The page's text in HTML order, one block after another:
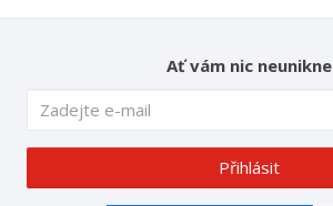
Ať vám nic neunikne
Přihlásit